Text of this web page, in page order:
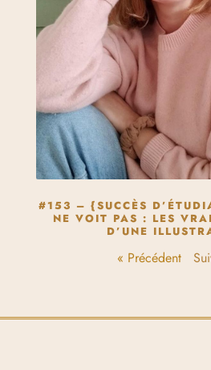
#153 – {SUCCÈS
NE VOIT PAS : LES
D’UNE
« Précédent